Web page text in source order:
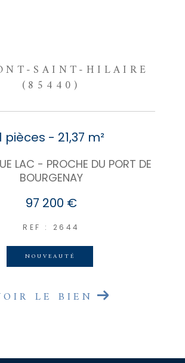
SAINT-HILAIRE
(85440)
pièces - 21,37 m²
LAC - PROCHE DU PORT DE
BOURGENAY
97 200 €
REF : 2644
NOUVEAUTÉ
LE BIEN